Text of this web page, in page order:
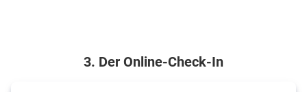
3. Der Online-Check-In